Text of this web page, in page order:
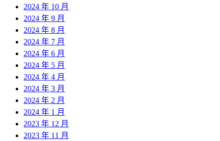
2024 年 10 月
2024 年 9 月
2024 年 8 月
2024 年 7 月
2024 年 6 月
2024 年 5 月
2024 年 4 月
2024 年 3 月
2024 年 2 月
2024 年 1 月
2023 年 12 月
2023 年 11 月